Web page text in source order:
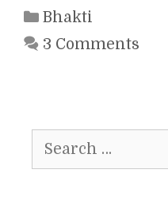
Categories
Bhakti
3 Comments
for: